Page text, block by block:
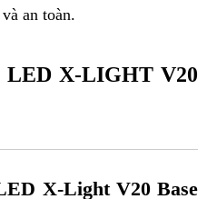
an toàn.
LED X-LIGHT V20
X-Light V20 Base